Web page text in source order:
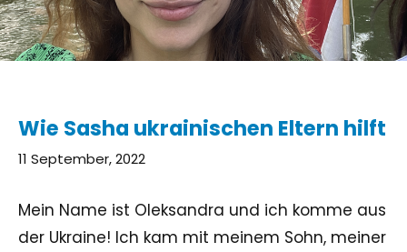
Wie Sasha ukrainischen Eltern hilft
11 September, 2022
Mein Name ist Oleksandra und ich komme aus
der Ukraine! Ich kam mit meinem Sohn, meiner